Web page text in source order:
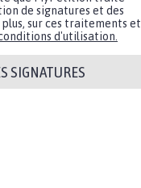
de signatures et des
sur ces traitements et
d'utilisation.
SIGNATURES